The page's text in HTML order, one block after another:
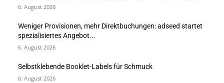
6. August 2026
Weniger Provisionen, mehr Direktbuchungen: adseed startet
spezialisiertes Angebot...
6. August 2026
Selbstklebende Booklet-Labels für Schmuck
6. August 2026